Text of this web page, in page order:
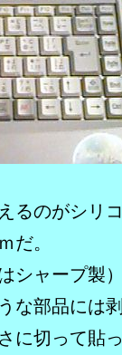
るのがシリ
だ。
シャープ製
な部品には
に切って貼